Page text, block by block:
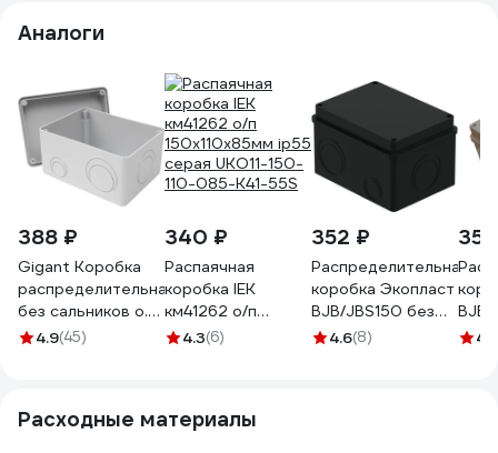
Аналоги
388 ₽
Gigant Коробка
распределительная
без сальников о.п
150х110х110, IP56,
4.9(45)
340 ₽
Распаячная
коробка IEK
км41262 о/п
150x110x85мм ip55
4.3(6)
352 ₽
Распределительная
коробка Экопласт
BJB/JBS150 без
сальников о/п
4.6(8)
BJB/
4.3
Расходные материалы